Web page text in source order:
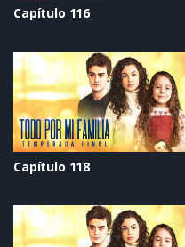
Capítulo 116
Capítulo 118